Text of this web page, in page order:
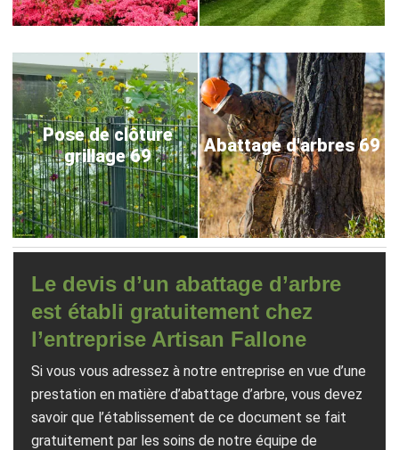
Pose de clôture
grillage 69
Abattage d'arbres 69
Le devis d’un abattage d’arbre
est établi gratuitement chez
l’entreprise Artisan Fallone
Si vous vous adressez à notre entreprise en vue d’une
prestation en matière d’abattage d’arbre, vous devez
savoir que l’établissement de ce document se fait
gratuitement par les soins de notre équipe de